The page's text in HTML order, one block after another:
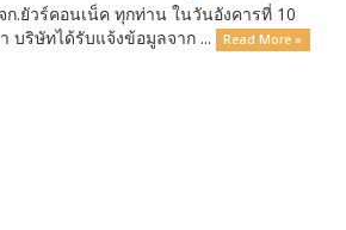
ก.ยัวร์คอนเน็ค ทุกท่าน ในวันอังคารที่ 10
บริษัทได้รับแจ้งข้อมูลจาก ...
Read More »